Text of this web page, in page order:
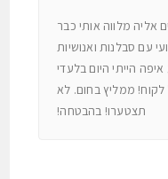
אליה מלווה אותי כבר
עם סבלנות ואנושיות
הייתי היום בלעדי
לקוח! ממליץ בחום. לא
תצטערו! בהבטחה!